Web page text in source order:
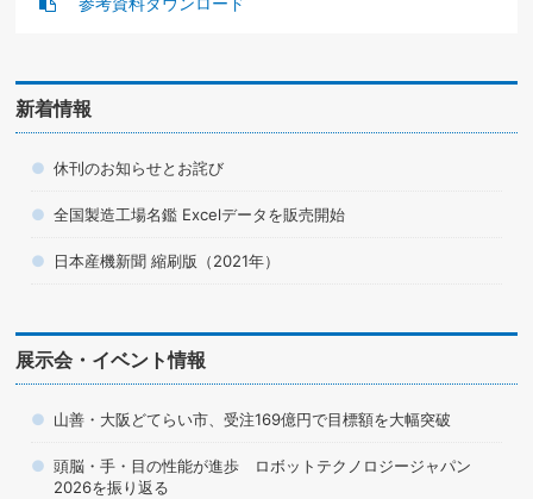
新着情報
休刊のお知らせとお詫び
全国製造工場名鑑 Excelデータを販売開始
日本産機新聞 縮刷版（2021年）
展示会・イベント情報
山善・大阪どてらい市、受注169億円で目標額を大幅突破
頭脳・手・目の性能が進歩 ロボットテクノロジージャパン
2026を振り返る